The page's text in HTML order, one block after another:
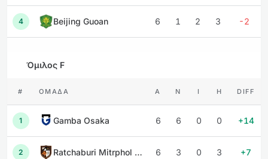
4 Beijing Guoan 6 1 2 3 -2
Όμιλος F
# ΟΜΆΔΑ Α Ν Ι Η DIFF
1 Gamba Osaka 6 6 0 0 +14
2 Ratchaburi Mitrphol FC 6 3 0 3 +7